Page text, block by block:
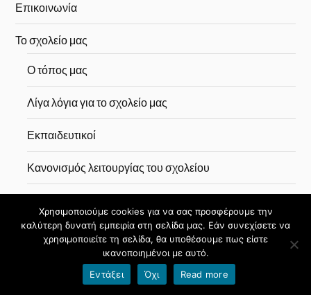
Επικοινωνία
Το σχολείο μας
Ο τόπος μας
Λίγα λόγια για το σχολείο μας
Εκπαιδευτικοί
Κανονισμός λειτουργίας του σχολείου
Χρήσιμοι Σύνδεσμοι
Εφημερίδες
Χρησιμοποιούμε cookies για να σας προσφέρουμε την
καλύτερη δυνατή εμπειρία στη σελίδα μας. Εάν συνεχίσετε να
χρησιμοποιείτε τη σελίδα, θα υποθέσουμε πως είστε
ικανοποιημένοι με αυτό.
Εντάξει
Όχι Read more